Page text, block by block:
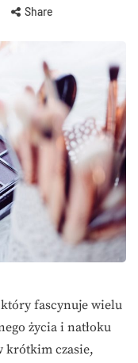
Share
fascynuje wielu
życia i natłoku
krótkim czasie,